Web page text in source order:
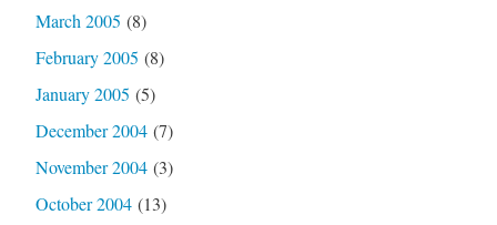
March 2005 (8)
February 2005 (8)
January 2005 (5)
December 2004(7)
November 2004(3)
October 2004(13)